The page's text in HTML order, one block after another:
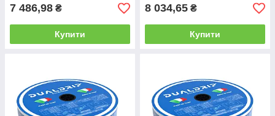
7 486,98 ₴
Купити
8 034,65 ₴
Купити